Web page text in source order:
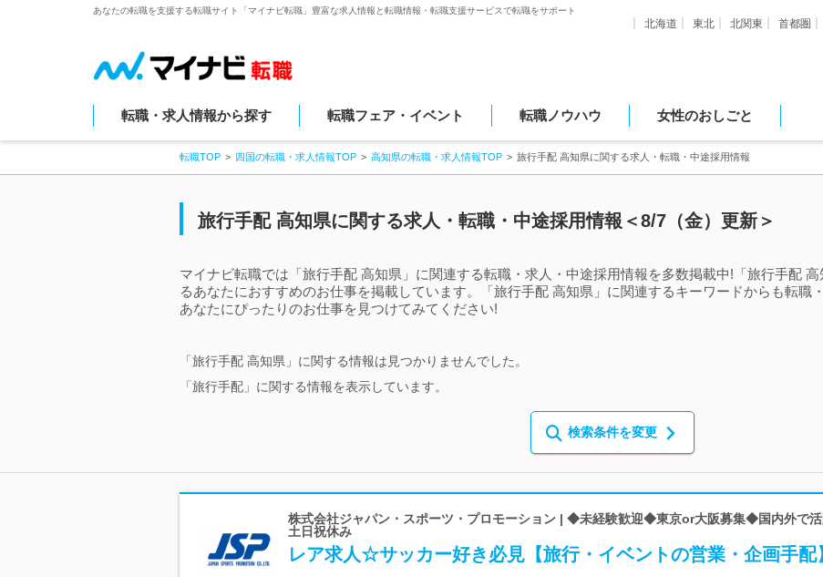
あなたの転職を支援する転職サイト「マイナビ転職」豊富な求人情報と転職情報・転職支援サービスで転職をサポート
北海道 東北 北関東 首都圏
転職・求人情報から探す 転職フェア・イベント 転職ノウハウ 女性のおしごと
転職TOP 四国の転職・求人情報TOP 高知県の転職・求人情報TOP 旅行手配 高知県に関する求人・転職・中途採用情報
旅行手配 高知県に関する求人・転職・中途採用情報＜8/7（金）更新＞
マイナビ転職では「旅行手配 高知県」に関連する転職・求人・中途採用情報を多数掲載中!「旅行手配
るあなたにおすすめのお仕事を掲載しています。「旅行手配 高知県」に関連するキーワードからも転職
あなたにぴったりのお仕事を見つけてみてください!
「旅行手配 高知県」に関する情報は見つかりませんでした。
「旅行手配」に関する情報を表示しています。
検索条件を変更
株式会社ジャパン・スポーツ・プロモーション | ◆未経験歓迎◆東京or大阪募集◆国内外で
土日祝休み
レア求人☆サッカー好き必見【旅行・イベントの営業・企画手配